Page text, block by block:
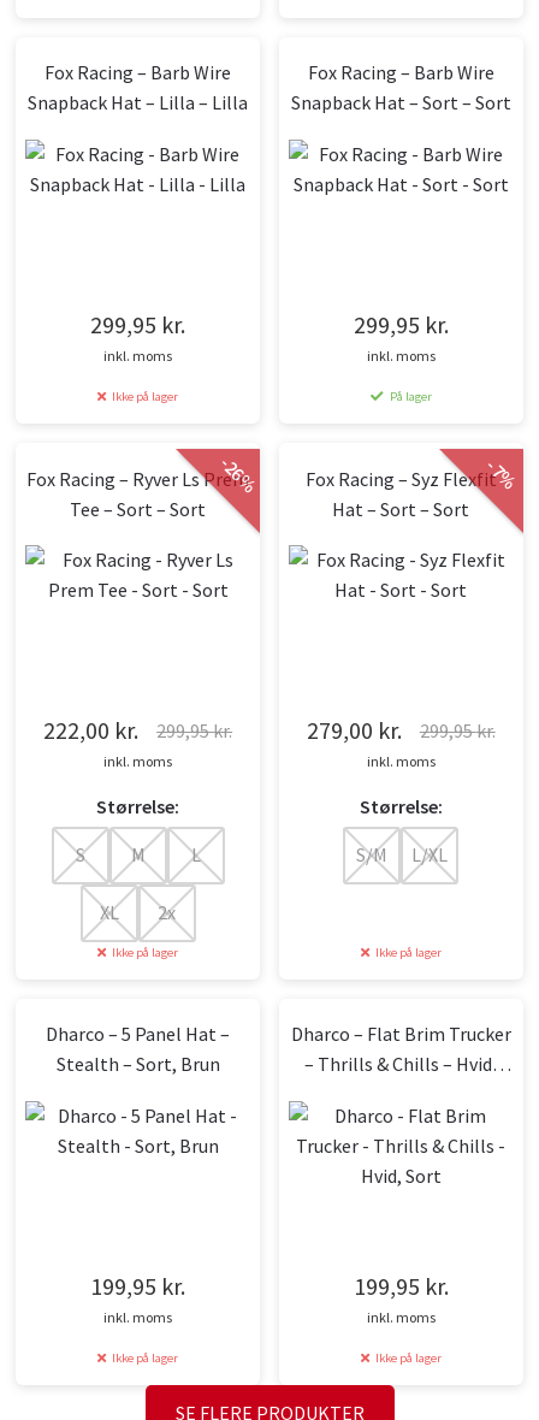
Fox Racing – Barb Wire
Snapback Hat – Lilla – Lilla
299,95 kr.
inkl. moms
Ikke på lager
Fox Racing – Barb Wire
Snapback Hat – Sort – Sort
299,95 kr.
inkl. moms
På lager
Fox Racing – Ryver Ls Prem
Tee – Sort – Sort
-
26
%
299,95kr.
Den
pris
var:
299,95 kr..
222,00 kr.
Den
pris
er:
222,00 kr..
inkl. moms
Størrelse:
S
M L
XL 2x
Ikke på lager
Fox Racing – Syz Flexfit
Hat – Sort – Sort
-
7
%
299,95kr.
Den
pris
var:
299,95 kr..
279,00 kr.
Den
pris
er:
279,00 kr..
inkl. moms
Størrelse:
S/M
L/XL
Ikke på lager
Dharco – 5 Panel Hat –
Stealth – Sort, Brun
199,95 kr.
inkl. moms
Ikke på lager
Dharco – Flat Brim Trucker
– Thrills & Chills – Hvid,
199,95 kr.
inkl. moms
Ikke på lager
SE FLERE PRODUKTER